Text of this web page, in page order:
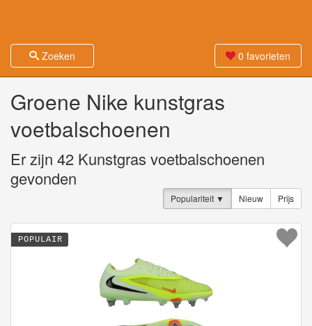
0 favorieten
Zoeken
Groene Nike kunstgras
voetbalschoenen
Er zijn 42 Kunstgras voetbalschoenen
gevonden
Populariteit Nieuw Prijs
POPULAIR